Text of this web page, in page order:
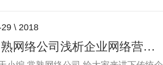
面，在业内广受推崇。这些实打实的成
29 \ 2018
常熟网络公司浅析企业网络营销的几个最有效的方法